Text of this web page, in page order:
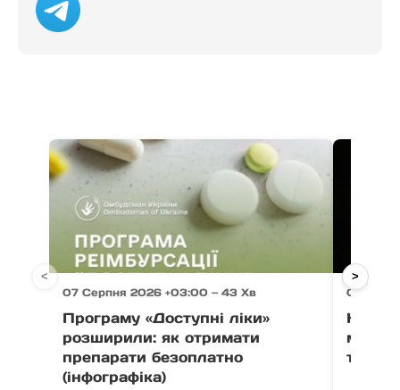
07 Серпня 2026 +03:00 — 43 Хв
Програму «Доступні ліки»
розширили: як отримати
препарати безоплатно
(інфографіка)
07
На
< >